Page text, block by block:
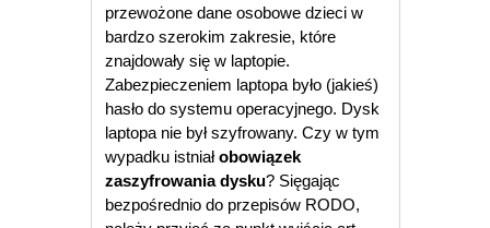
przewożone dane osobowe dzieci w
bardzo szerokim zakresie, które
znajdowały się w laptopie.
Zabezpieczeniem laptopa było (jakieś)
hasło do systemu operacyjnego. Dysk
laptopa nie był szyfrowany. Czy w tym
wypadku istniałobowiązek
zaszyfrowania dysku? Sięgając
bezpośrednio do przepisów RODO,